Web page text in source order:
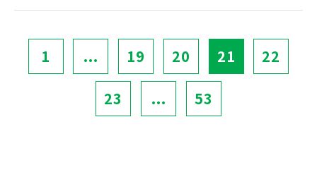
1 ... 19 20 21 22
23 ... 53